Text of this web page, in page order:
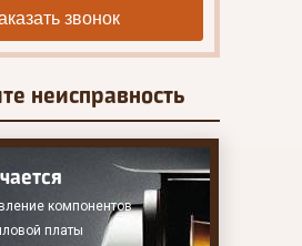
звонок
неисправность
компонентов
платы